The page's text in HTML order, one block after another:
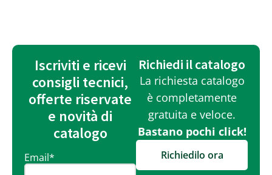
Iscriviti e ricevi
consigli tecnici,
offerte riservate
e novità di
catalogo
Email*
Richiedi il catalogo
La richiesta catalogo
è completamente
gratuita e veloce.
Bastano pochi click!
Richiedilo ora